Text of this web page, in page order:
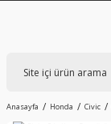
Anasayfa Honda Civic